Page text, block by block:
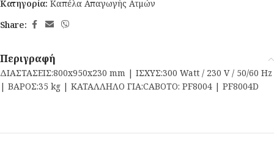
Κατηγορία: Καπέλα Απαγωγής Ατμών
Share:
Περιγραφή
ΔΙΑΣΤΑΣΕΙΣ:800x950x230 mm | ΙΣΧΥΣ:300 Watt / 230 V / 50/60 Hz
| ΒΑΡΟΣ:35 kg | ΚΑΤΑΛΛΗΛΟ ΓΙΑ:CABOTO: PF8004 | PF8004D